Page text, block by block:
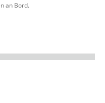
an Bord.